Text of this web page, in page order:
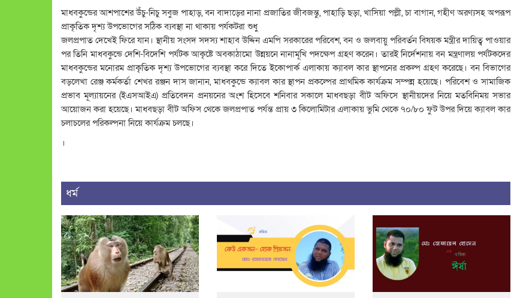
মাধবকুন্ডের আশপাশের উঁচু-নিচু সবুজ পাহাড়, বন বাদাড়ের নানা প্রজাতির জীবজন্তু, পাহাড়ি ছড়া, খাসিয়া পল্লী, চা বাগান, গহীণ অরণ্যসহ অপরূপ
প্রাকৃতিক দৃশ্য উপভোগের সঠিক ব্যবস্থা না থাকায় পর্যকটরা শুধু
জলপ্রপাত দেখেই ফিরে যান। স্থানীয় সংসদ সদস্য শাহাব উদ্দিন এমপি সরকারের পরিবেশ, বন ও জলবায়ু পরিবর্তন বিষয়ক মন্ত্রীর দায়িত্ব পাওয়ার
পর তিনি মাধবকুন্ডে দেশি-বিদেশি পর্যটক আকৃষ্টে অবকাঠামো উন্নয়নে নানামূখি পদক্ষেপ গ্রহণ করেন। তারই নির্দেশনায় বন মন্ত্রণালয় পর্যটকদের
মাধবকুন্ডের মনোরম প্রাকৃতিক দৃশ্য উপভোগের ব্যবস্থা করে দিতে ইকোপার্ক এলাকায় ক্যাবল কার স্থাপনের প্রকল্প গ্রহণ করেছে। বন বিভাগের
বড়লেখা রেঞ্জ কর্মকর্তা শেখর রঞ্জন দাস জানান, মাধবকুন্ডে ক্যাবল কার স্থাপন প্রকল্পের প্রাথমিক কার্যক্রম সম্পন্ন হয়েছে। পরিবেশ ও সামাজিক
প্রভাব মূল্যায়নের (ইএসআইএ) প্রতিবেদন প্রনয়নের অংশ হিসেবে শনিবার সকালে মাধবছড়া বীট অফিসে স্থানীয়দের নিয়ে মতবিনিময় সভার
আয়োজন করা হয়েছে। মাধবছড়া বীট অফিস থেকে জলপ্রপাত পর্যন্ত প্রায় ৩ কিলোমিটার এলাকায় ভুমি থেকে ৭০/৮০ ফুট উপর দিয়ে ক্যাবল কার
চলাচলের পরিকল্পনা নিয়ে কার্যক্রম চলছে।
।
ধর্ম